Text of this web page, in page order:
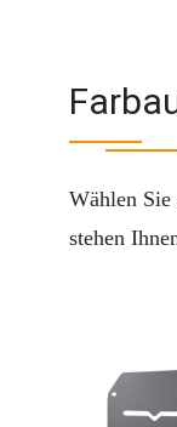
Wählen
stehen